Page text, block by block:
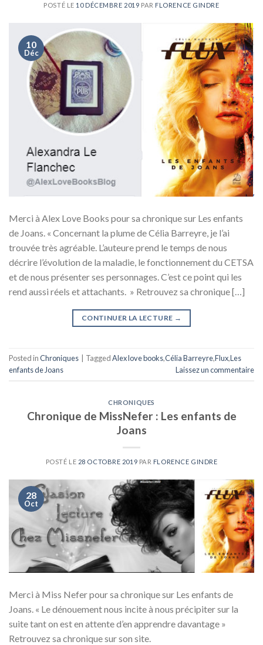
POSTÉ LE 10 DÉCEMBRE 2019 PAR FLORENCE GINDRE
10
Déc
Merci à Alex Love Books pour sa chronique sur Les enfants
de Joans. « Concernant la plume de Célia Barreyre, je l’ai
trouvée très agréable. L’auteure prend le temps de nous
décrire l’évolution de la maladie, le fonctionnement du CETSA
et de nous présenter ses personnages. C’est ce point qui les
rend aussi réels et attachants. » Retrouvez sa chronique […]
CONTINUER LA LECTURE →
Posted inChroniques TaggedAlex love books,Célia Barreyre,Flux,Les
enfants de Joans
Laissez un commentaire
CHRONIQUES
Chronique de MissNefer : Les enfants de
Joans
POSTÉ LE 28 OCTOBRE 2019 PAR FLORENCE GINDRE
28
Oct
Merci à Miss Nefer pour sa chronique sur Les enfants de
Joans. « Le dénouement nous incite à nous précipiter sur la
suite tant on est en attente d’en apprendre davantage »
Retrouvez sa chronique sur son site.